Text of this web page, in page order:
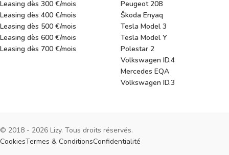
Leasing dès 300 €/mois
Leasing dès 400 €/mois
Leasing dès 500 €/mois
Leasing dès 600 €/mois
Leasing dès 700 €/mois
Peugeot 208
Škoda Enyaq
Tesla Model 3
Tesla Model Y
Polestar 2
Volkswagen ID.4
Mercedes EQA
Volkswagen ID.3
© 2018 - 2026 Lizy. Tous droits réservés.
CookiesTermes & ConditionsConfidentialité